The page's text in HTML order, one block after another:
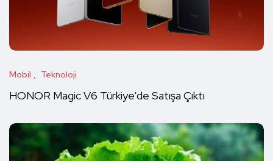
Mobil Teknoloji
HONOR Magic V6 Türkiye’de Satışa Çıktı